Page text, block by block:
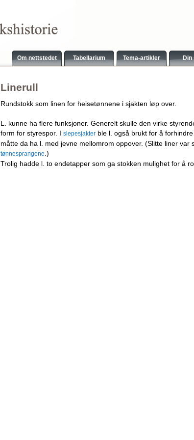
Om nettstedet Tabellarium Tema-artikler Din
Linerull
Rundstokk som linen for heisetønnene i sjakten løp over.
L. kunne ha flere funksjoner. Generelt skulle den virke
form for styrespor. I slepesjakter ble l. også brukt for å
måtte da ha l. med jevne mellomrom oppover. (Slitte liner
tønnesprangene .)
Trolig hadde l. to endetapper som ga stokken mulighet for å